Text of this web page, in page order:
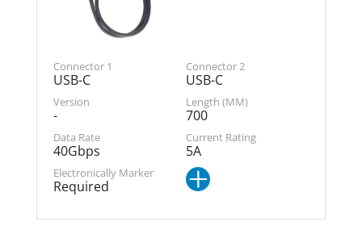
USB-C
USB-C
-
700
40Gbps
5A
Required